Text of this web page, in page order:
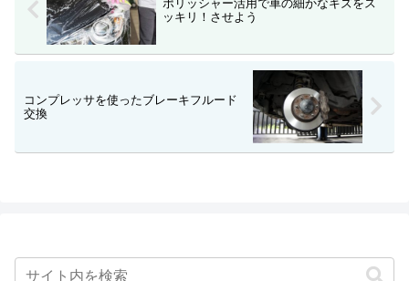
ポリッシャー活用で車の細かなキズをス
ッキリ！させよう
コンプレッサを使ったブレーキフルード
交換